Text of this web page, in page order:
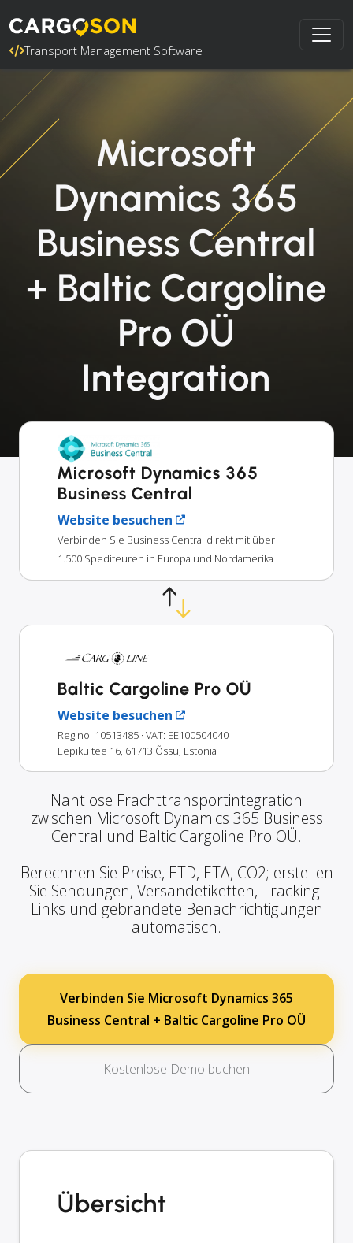
Transport Management Software
Microsoft
Dynamics 365
Business Central
+ Baltic Cargoline
Pro OÜ
Integration
Microsoft Dynamics 365
Business Central
Website besuchen
Verbinden Sie Business Central direkt mit über
1.500 Spediteuren in Europa und Nordamerika
Baltic Cargoline Pro OÜ
Website besuchen
Reg no: 10513485 · VAT: EE100504040
Lepiku tee 16, 61713 Õssu, Estonia
Nahtlose Frachttransportintegration
zwischen Microsoft Dynamics 365 Business
Central und Baltic Cargoline Pro OÜ.
Berechnen Sie Preise, ETD, ETA, CO2; erstellen
Sie Sendungen, Versandetiketten, Tracking-
Links und gebrandete Benachrichtigungen
automatisch.
Verbinden Sie Microsoft Dynamics 365
Business Central + Baltic Cargoline Pro OÜ
Kostenlose Demo buchen
Übersicht